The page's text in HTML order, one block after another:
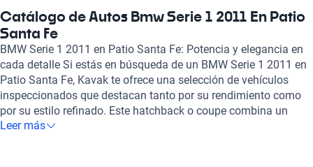
Catálogo de Autos Bmw Serie 1 2011 En Patio
Santa Fe
BMW Serie 1 2011 en Patio Santa Fe: Potencia y elegancia en
cada detalle Si estás en búsqueda de un BMW Serie 1 2011 en
Patio Santa Fe, Kavak te ofrece una selección de vehículos
inspeccionados que destacan tanto por su rendimiento como
por su estilo refinado. Este hatchback o coupe combina un
diseño moderno con la esencia deportiva de BMW,
Leer más